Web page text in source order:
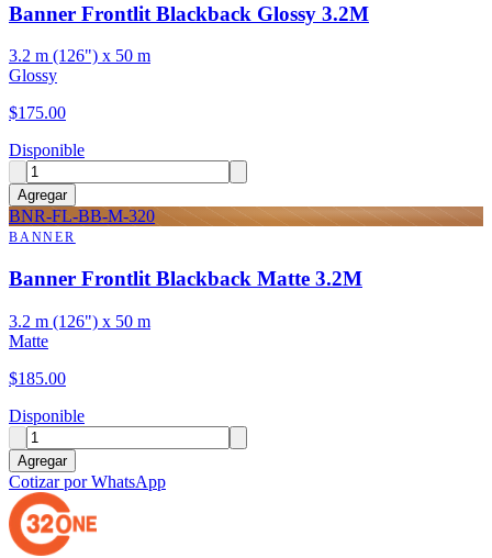
Banner Frontlit Blackback Glossy 3.2M
3.2 m (126") x 50 m
Glossy
$175.00
Disponible
Agregar
BNR-FL-BB-M-320
BANNER
Banner Frontlit Blackback Matte 3.2M
3.2 m (126") x 50 m
Matte
$185.00
Disponible
Agregar
Cotizar por WhatsApp